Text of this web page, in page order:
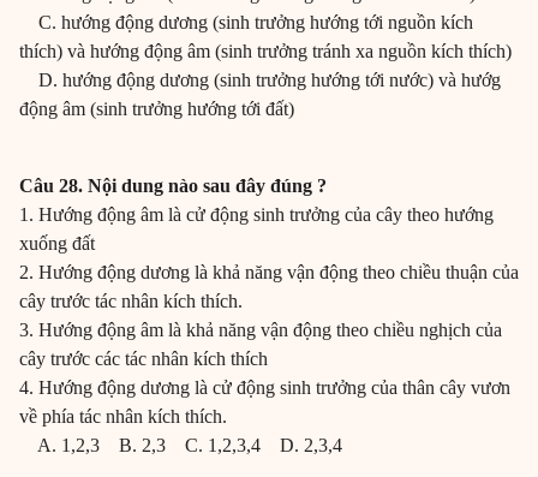
C. hướng động dương (sinh trưởng hướng tới nguồn kích
thích) và hướng động âm (sinh trưởng tránh xa nguồn kích thích)
D. hướng động dương (sinh trưởng hướng tới nước) và hướg
động âm (sinh trưởng hướng tới đất)
Câu 28. Nội dung nào sau đây đúng ?
1. Hướng động âm là cử động sinh trưởng của cây theo hướng
xuống đất
2. Hướng động dương là khả năng vận động theo chiều thuận của
cây trước tác nhân kích thích.
3. Hướng động âm là khả năng vận động theo chiều nghịch của
cây trước các tác nhân kích thích
4. Hướng động dương là cử động sinh trưởng của thân cây vươn
về phía tác nhân kích thích.
A. 1,2,3 B. 2,3 C. 1,2,3,4 D. 2,3,4